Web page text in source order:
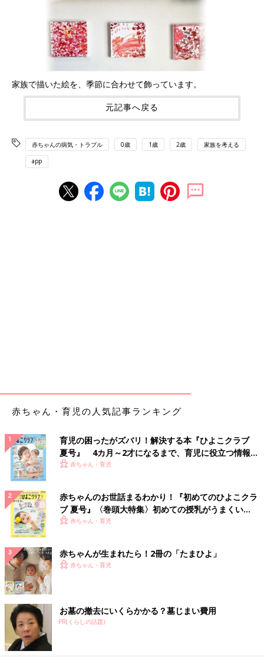
家族で描いた絵を、季節に合わせて飾っています。
元記事へ戻る
赤ちゃんの病気・トラブル 0歳 1歳 2歳 家族を考える
app
赤ちゃん・育児の人気記事ランキング
育児の困ったがズバリ！解決する本『ひよこクラブ
夏号』 4カ月～2才になるまで、育児に役立つ情報が
いっぱい！
赤ちゃん・育児
赤ちゃんのお世話まるわかり！『初めてのひよこクラ
ブ 夏号』〈巻頭大特集〉初めての授乳がうまくい
く！ おっぱい・ミルクの基本と夏のトラブル 解決テ
赤ちゃん・育児
赤ちゃんが生まれたら！2冊の「たまひよ」
赤ちゃん・育児
お墓の撤去にいくらかかる？墓じまい費用
PR(くらしの話題)